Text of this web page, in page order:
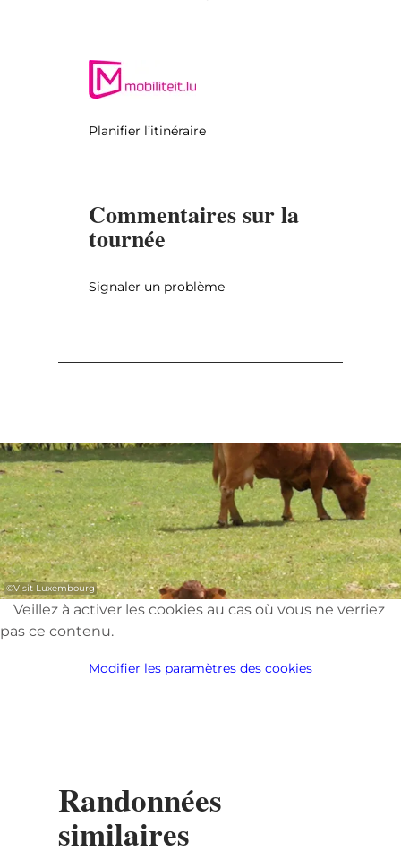
Planifier l’itinéraire
Commentaires sur la
tournée
Signaler un problème
©Visit Luxembourg
Veillez à activer les cookies au cas où vous ne verriez
pas ce contenu.
Modifier les paramètres des cookies
Randonnées
similaires